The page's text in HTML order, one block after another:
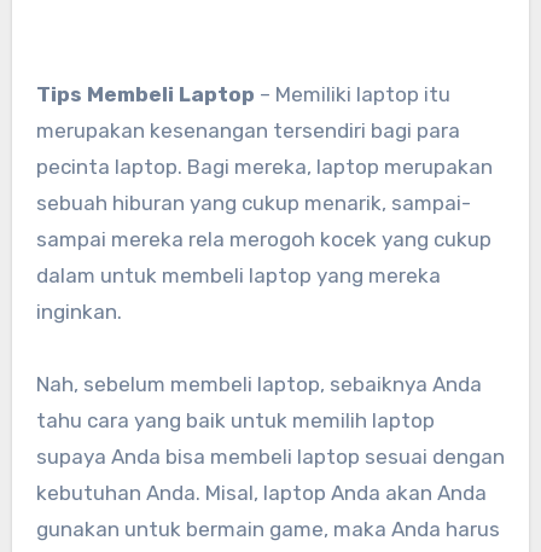
Tips Membeli Laptop – Memiliki laptop itu
merupakan kesenangan tersendiri bagi para
pecinta laptop. Bagi mereka, laptop merupakan
sebuah hiburan yang cukup menarik, sampai-
sampai mereka rela merogoh kocek yang cukup
dalam untuk membeli laptop yang mereka
inginkan.
Nah, sebelum membeli laptop, sebaiknya Anda
tahu cara yang baik untuk memilih laptop
supaya Anda bisa membeli laptop sesuai dengan
kebutuhan Anda. Misal, laptop Anda akan Anda
gunakan untuk bermain game, maka Anda harus